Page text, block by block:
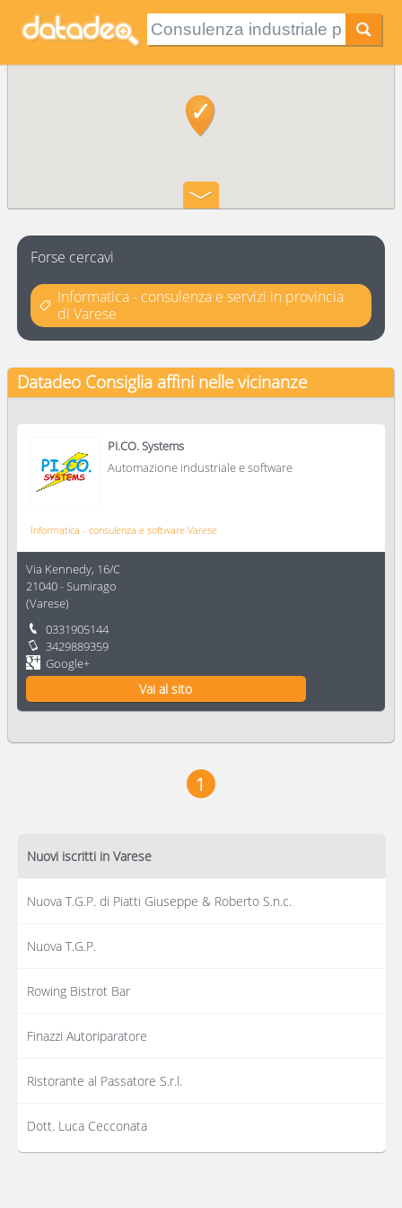
Forse cercavi
Informatica - consulenza e servizi in provincia
di Varese
Datadeo Consiglia affini nelle vicinanze
PI.CO. Systems
Automazione industriale e software
Informatica - consulenza e software Varese
Via Kennedy, 16/C
21040-Sumirago
(Varese)
0331905144
3429889359
Google+
Vai al sito
1
Nuovi iscritti in Varese
Nuova T.G.P. di Piatti Giuseppe & Roberto S.n.c.
Nuova T.G.P.
Rowing Bistrot Bar
Finazzi Autoriparatore
Ristorante al Passatore S.r.l.
Dott. Luca Cecconata